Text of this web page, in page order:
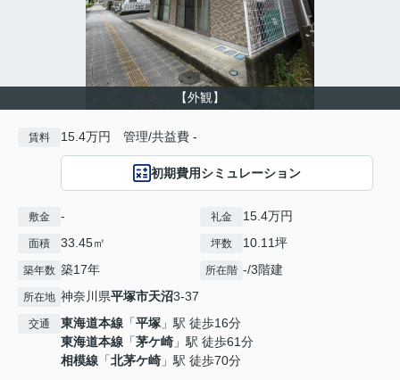
【外観】
賃料 15.4万円 管理/共益費 -
初期費用シミュレーション
敷金 - 礼金 15.4万円
面積 33.45㎡ 坪数 10.11坪
築年数 築17年 所在階 -/3階建
所在地 神奈川県平塚市天沼3-37
交通 東海道本線 「平塚 」駅 徒歩16分
東海道本線 「茅ケ崎 」駅 徒歩61分
相模線 「北茅ケ崎 」駅 徒歩70分